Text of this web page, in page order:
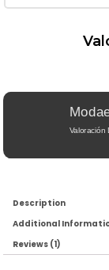
Description
Additional
Reviews (1)
Valoración